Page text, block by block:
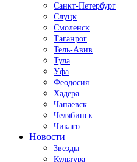
Санкт-Петербург
Слуцк
Смоленск
Таганрог
Тель-Авив
Тула
Уфа
Феодосия
Хадера
Чапаевск
Челябинск
Чикаго
Новости
Звезды
Культура